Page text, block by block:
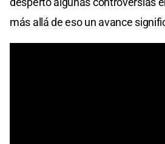
más allá de eso un avance